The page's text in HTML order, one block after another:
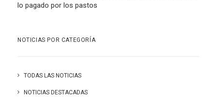
lo pagado por los pastos
NOTICIAS POR CATEGORÍA
TODAS LAS NOTICIAS
NOTICIAS DESTACADAS